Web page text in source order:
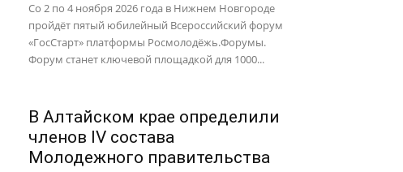
Со 2 по 4 ноября 2026 года в Нижнем Новгороде
пройдёт пятый юбилейный Всероссийский форум
«ГосСтарт» платформы Росмолодёжь.Форумы.
Форум станет ключевой площадкой для 1000...
В Алтайском крае определили
членов IV состава
Молодежного правительства